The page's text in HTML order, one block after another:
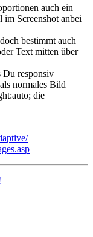
auch ein
im Screenshot anbei
bestimmt auch
Text mitten über
Du responsiv
normales Bild
die